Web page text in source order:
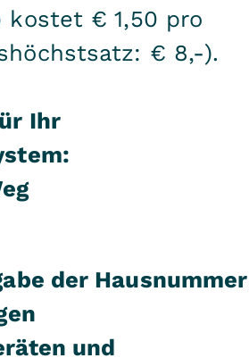
kostet € 1,50 pro
€ 8,-).
Ihr
der Hausnummer
und